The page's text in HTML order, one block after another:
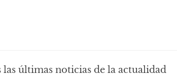
últimas noticias de la actualidad